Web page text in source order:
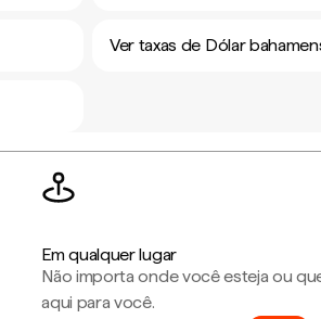
Ver taxas de Dólar
Em qualquer lugar
Não importa onde você esteja ou
aqui para você.